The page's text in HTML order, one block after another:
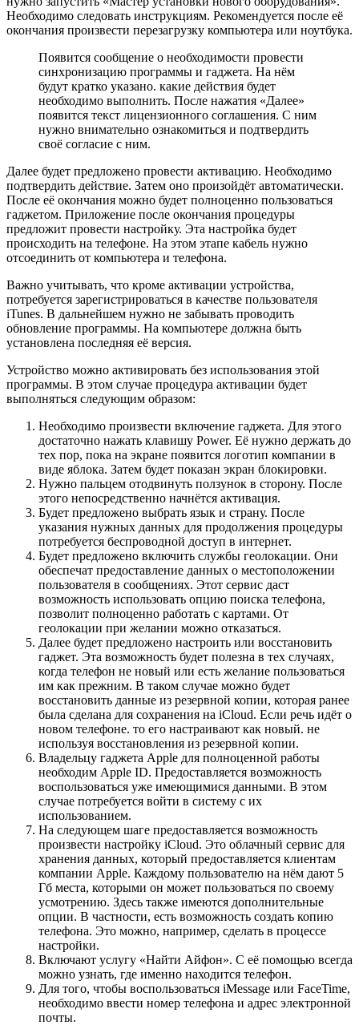
Необходимо следовать инструкциям. Рекомендуется после её
окончания произвести перезагрузку компьютера или ноутбука.
Появится сообщение о необходимости провести
синхронизацию программы и гаджета. На нём
будут кратко указано. какие действия будет
необходимо выполнить. После нажатия «Далее»
появится текст лицензионного соглашения. С ним
нужно внимательно ознакомиться и подтвердить
своё согласие с ним.
Далее будет предложено провести активацию. Необходимо
подтвердить действие. Затем оно произойдёт автоматически.
После её окончания можно будет полноценно пользоваться
гаджетом. Приложение после окончания процедуры
предложит провести настройку. Эта настройка будет
происходить на телефоне. На этом этапе кабель нужно
отсоединить от компьютера и телефона.
Важно учитывать, что кроме активации устройства,
потребуется зарегистрироваться в качестве пользователя
iTunes. В дальнейшем нужно не забывать проводить
обновление программы. На компьютере должна быть
установлена последняя её версия.
Устройство можно активировать без использования этой
программы. В этом случае процедура активации будет
выполняться следующим образом:
Необходимо произвести включение гаджета. Для этого
достаточно нажать клавишу Power. Её нужно держать до
тех пор, пока на экране появится логотип компании в
виде яблока. Затем будет показан экран блокировки.
Нужно пальцем отодвинуть ползунок в сторону. После
этого непосредственно начнётся активация.
Будет предложено выбрать язык и страну. После
указания нужных данных для продолжения процедуры
потребуется беспроводной доступ в интернет.
Будет предложено включить службы геолокации. Они
обеспечат предоставление данных о местоположении
пользователя в сообщениях. Этот сервис даст
возможность использовать опцию поиска телефона,
позволит полноценно работать с картами. От
геолокации при желании можно отказаться.
Далее будет предложено настроить или восстановить
гаджет. Эта возможность будет полезна в тех случаях,
когда телефон не новый или есть желание пользоваться
им как прежним. В таком случае можно будет
восстановить данные из резервной копии, которая ранее
была сделана для сохранения на iCloud. Если речь идёт о
новом телефоне. то его настраивают как новый. не
используя восстановления из резервной копии.
Владельцу гаджета Apple для полноценной работы
необходим Apple ID. Предоставляется возможность
воспользоваться уже имеющимися данными. В этом
случае потребуется войти в систему с их
использованием.
На следующем шаге предоставляется возможность
произвести настройку iCloud. Это облачный сервис для
хранения данных, который предоставляется клиентам
компании Apple. Каждому пользователю на нём дают 5
Гб места, которыми он может пользоваться по своему
усмотрению. Здесь также имеются дополнительные
опции. В частности, есть возможность создать копию
телефона. Это можно, например, сделать в процессе
настройки.
Включают услугу «Найти Айфон». С её помощью всегда
можно узнать, где именно находится телефон.
Для того, чтобы воспользоваться iMessage или FaceTime,
необходимо ввести номер телефона и адрес электронной
почты.